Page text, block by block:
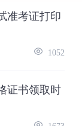
准考证打印
1052
证书领取时